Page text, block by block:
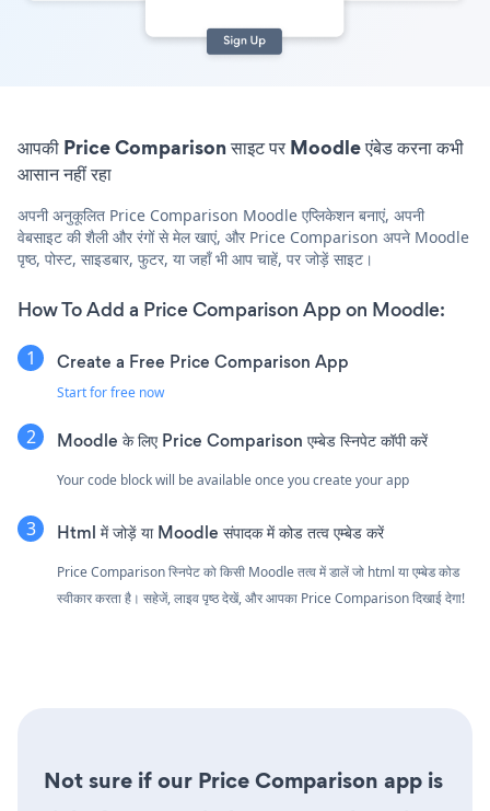
आपकी Price Comparison साइट पर Moodle एंबेड करना कभी
आसान नहीं रहा
अपनी अनुकूलित Price Comparison Moodle एप्लिकेशन बनाएं, अपनी
वेबसाइट की शैली और रंगों से मेल खाएं, और Price Comparison अपने Moodle
पृष्ठ, पोस्ट, साइडबार, फुटर, या जहाँ भी आप चाहें, पर जोड़ें साइट।
How To Add a Price Comparison App on Moodle:
Create a Free Price Comparison App
Start for free now
Moodle के लिए Price Comparison एम्बेड स्निपेट कॉपी करें
Your code block will be available once you create your app
Html में जोड़ें या Moodle संपादक में कोड तत्व एम्बेड करें
Price Comparison स्निपेट को किसी Moodle तत्व में डालें जो html या एम्बेड कोड
स्वीकार करता है। सहेजें, लाइव पृष्ठ देखें, और आपका Price Comparison दिखाई देगा!
Not sure if our Price Comparison app is